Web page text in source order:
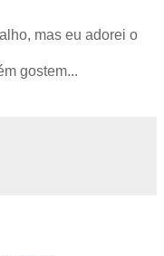
mas eu adorei o
gostem...